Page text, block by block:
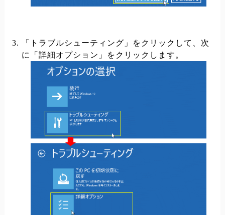
「トラブルシューティング」をクリックして、次
に「詳細オプション」をクリックします。